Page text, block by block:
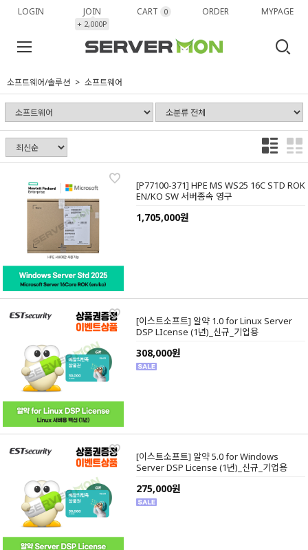
LOGIN JOIN
+ 2,000P
CART 0 ORDER MYPAGE
소프트웨어/솔루션 소프트웨어
[P77100-371] HPE MS WS25 16C STD ROK
EN/KO SW 서버종속 영구
1,705,000원
[이스트소프트] 알약 1.0 for Linux Server
DSP LIcense (1년)_신규_기업용
308,000원
[이스트소프트] 알약 5.0 for Windows
Server DSP License (1년)_신규_기업용
275,000원